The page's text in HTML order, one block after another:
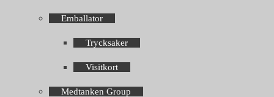
Emballator
Trycksaker
Visitkort
Medtanken Group